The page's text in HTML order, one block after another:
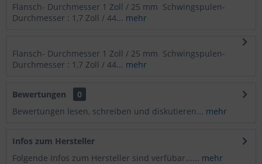
Flansch- Durchmesser 1 Zoll / 25 mm Schwingspulen-
Durchmesser : 1,7 Zoll / 44... mehr
Flansch- Durchmesser 1 Zoll / 25 mm Schwingspulen-
Durchmesser : 1,7 Zoll / 44... mehr
Bewertungen
0
Bewertungen lesen, schreiben und diskutieren... mehr
Infos zum Hersteller
Folgende Infos zum Hersteller sind verfübar...... mehr